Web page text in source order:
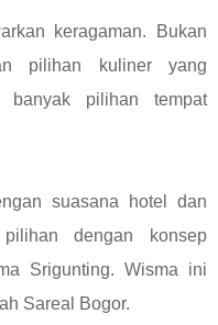
keragaman. Bukan
pilihan kuliner yang
pilihan tempat
suasana hotel dan
pilihan dengan konsep
Srigunting. Wisma ini
Sareal Bogor.